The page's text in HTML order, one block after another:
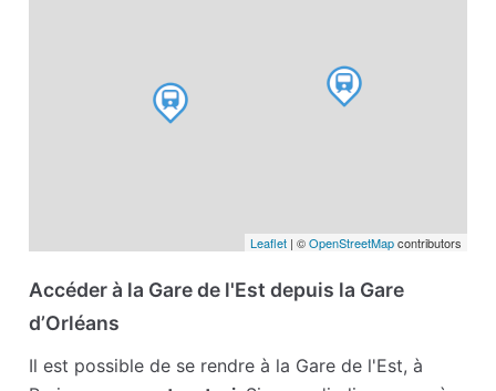
Leaflet| ©OpenStreetMapcontributors
Accéder à la Gare de l'Est depuis la Gare
d’Orléans
Il est possible de se rendre à la Gare de l'Est, à